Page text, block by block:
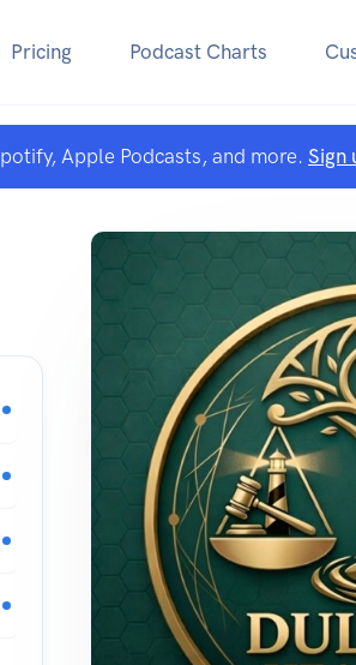
Pricing Podcast Charts
Apple Podcasts, and more. Sign